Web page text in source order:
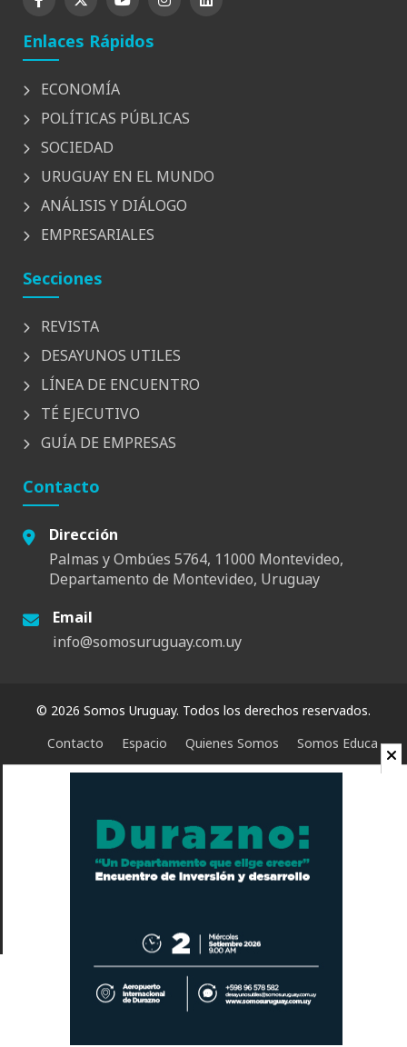
Enlaces Rápidos
ECONOMÍA
POLÍTICAS PÚBLICAS
SOCIEDAD
URUGUAY EN EL MUNDO
ANÁLISIS Y DIÁLOGO
EMPRESARIALES
Secciones
REVISTA
DESAYUNOS UTILES
LÍNEA DE ENCUENTRO
TÉ EJECUTIVO
GUÍA DE EMPRESAS
Contacto
Dirección
Palmas y Ombúes 5764, 11000 Montevideo,
Departamento de Montevideo, Uruguay
Email
info@somosuruguay.com.uy
© 2026 Somos Uruguay. Todos los derechos reservados.
Contacto
Espacio Quienes Somos Somos Educa